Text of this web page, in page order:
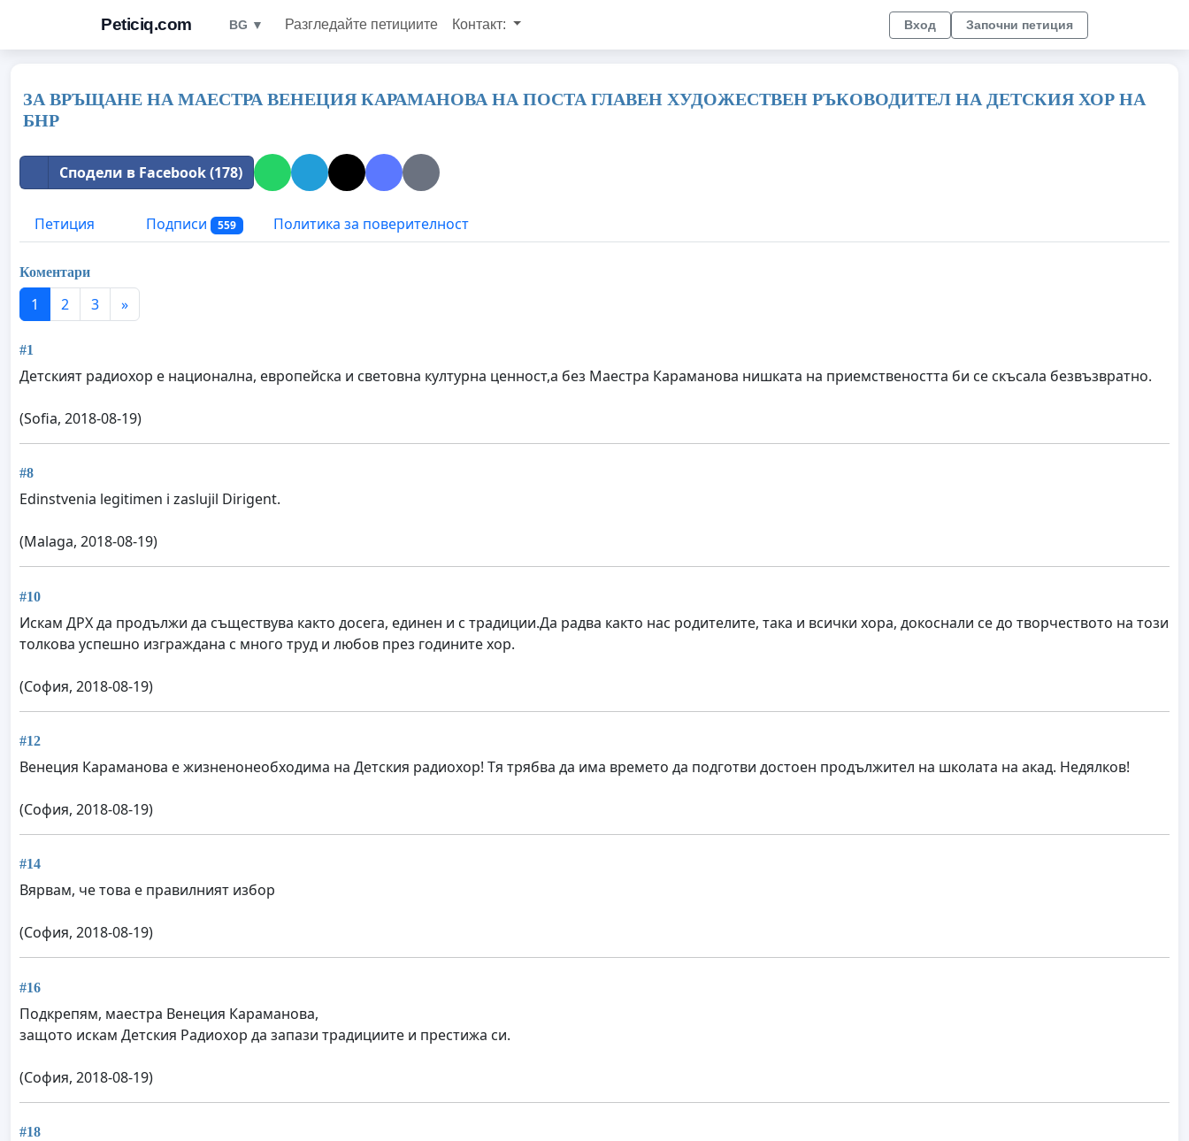
Peticiq.com BG ▼ Разгледайте петициите Контакт: Вход Започни петиция
ЗА ВРЪЩАНЕ НА МАЕСТРА ВЕНЕЦИЯ КАРАМАНОВА НА ПОСТА ГЛАВЕН ХУДОЖЕСТВЕН РЪКОВОДИТЕЛ НА ДЕТСКИЯ ХОР НА
БНР
Сподели в Facebook (178)
Петиция Подписи 559 Политика за поверителност
Коментари
1 2 3 »
#1
Детският радиохор е национална, европейска и световна културна ценност,а без Маестра Караманова нишката на приемствеността би се скъсала безвъзвратно.
(Sofia, 2018-08-19)
#8
Edinstvenia legitimen i zaslujil Dirigent.
(Malaga, 2018-08-19)
#10
Искам ДРХ да продължи да съществува както досега, единен и с традиции.Да радва както нас родителите, така и всички хора, докоснали се до творчеството на този
толкова успешно изграждана с много труд и любов през годините хор.
(София, 2018-08-19)
#12
Венеция Караманова е жизненонеобходима на Детския радиохор! Тя трябва да има времето да подготви достоен продължител на школата на акад. Недялков!
(София, 2018-08-19)
#14
Вярвам, че това е правилният избор
(София, 2018-08-19)
#16
Подкрепям, маестра Венеция Караманова,
защото искам Детския Радиохор да запази традициите и престижа си.
(София, 2018-08-19)
#18